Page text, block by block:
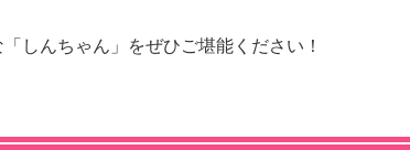
しんちゃん」をぜひご堪能ください！